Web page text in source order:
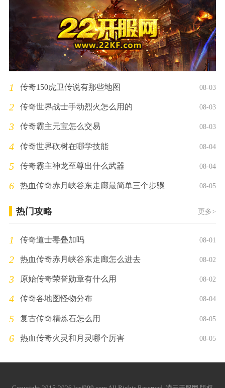
1 传奇150虎卫传说有那些地图 08-03
2 传奇世界战士手动烈火怎么用的 08-03
3 传奇霸主元宝怎么交易 08-03
4 传奇世界砍树在哪学技能 08-04
5 传奇霸主神龙至尊出什么武器 08-04
6 热血传奇赤月峡谷东走廊最简单三个步骤 08-05
热门攻略 更多>
1 传奇道士毒叠加吗 08-01
2 热血传奇赤月峡谷东走廊怎么进去 08-02
3 原始传奇荣誉勋章有什么用 08-02
4 传奇各地图怪物分布 08-04
5 复古传奇精炼石怎么用 08-05
6 热血传奇火灵和月灵哪个厉害 08-05